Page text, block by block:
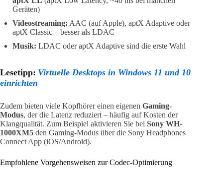
Geräten)
Videostreaming: AAC (auf Apple), aptX Adaptive oder
aptX Classic – besser als LDAC
Musik: LDAC oder aptX Adaptive sind die erste Wahl
Lesetipp: Virtuelle Desktops in Windows 11 und 10
einrichten
Zudem bieten viele Kopfhörer einen eigenen Gaming-
Modus, der die Latenz reduziert – häufig auf Kosten der
Klangqualität. Zum Beispiel aktivieren Sie bei Sony WH-
1000XM5 den Gaming-Modus über die Sony Headphones
Connect App (iOS/Android).
Empfohlene Vorgehensweisen zur Codec-Optimierung